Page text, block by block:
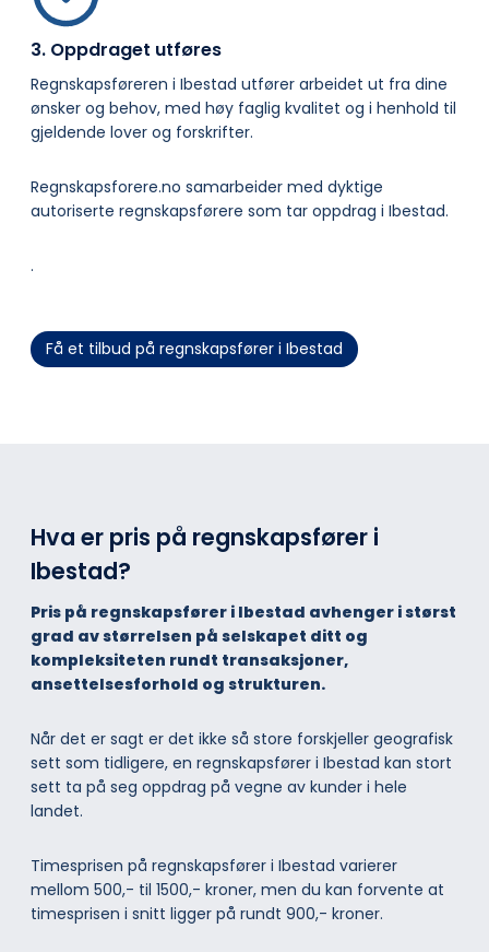
3. Oppdraget utføres
Regnskapsføreren i Ibestad utfører arbeidet ut fra dine
ønsker og behov, med høy faglig kvalitet og i henhold til
gjeldende lover og forskrifter.
Regnskapsforere.no samarbeider med dyktige
autoriserte regnskapsførere som tar oppdrag i Ibestad.
.
Få et tilbud på regnskapsfører i Ibestad
Hva er pris på regnskapsfører i
Ibestad?
Pris på regnskapsfører i Ibestad avhenger i størst
grad av størrelsen på selskapet ditt og
kompleksiteten rundt transaksjoner,
ansettelsesforhold og strukturen.
Når det er sagt er det ikke så store forskjeller geografisk
sett som tidligere, en regnskapsfører i Ibestad kan stort
sett ta på seg oppdrag på vegne av kunder i hele
landet.
Timesprisen på regnskapsfører i Ibestad varierer
mellom 500,- til 1500,- kroner, men du kan forvente at
timesprisen i snitt ligger på rundt 900,- kroner.